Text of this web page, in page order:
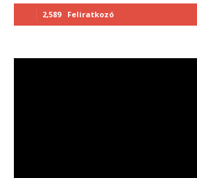
2,589 Feliratkozó